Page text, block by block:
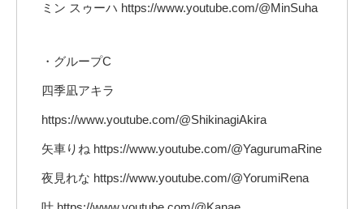
ミン スゥーハ https://www.youtube.com/@MinSuha
・グループC
四季凪アキラ
https://www.youtube.com/@ShikinagiAkira
矢車りね https://www.youtube.com/@YagurumaRine
夜見れな https://www.youtube.com/@YorumiRena